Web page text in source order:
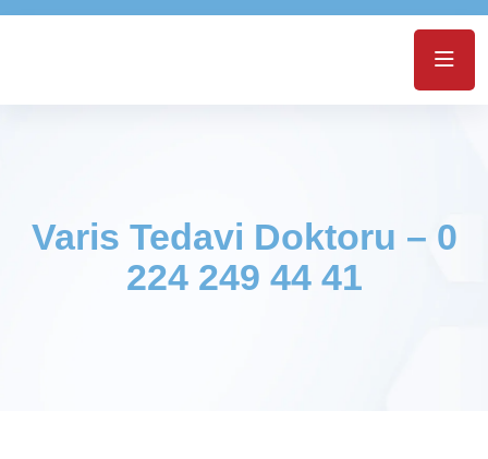
Varis Tedavi Doktoru – 0
224 249 44 41